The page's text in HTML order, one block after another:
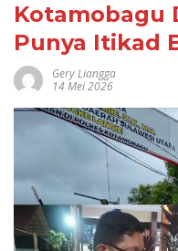
Kotamobagu
Punya Itikad
Gery Liangga
14 Mei 2026